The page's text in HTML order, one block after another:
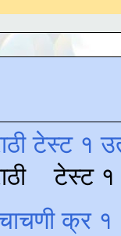
टेस्ट १
टेस्ट
चाचणी क्र